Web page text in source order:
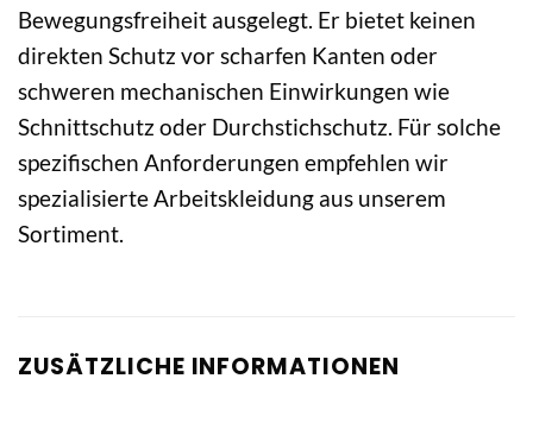
Bewegungsfreiheit ausgelegt. Er bietet keinen
direkten Schutz vor scharfen Kanten oder
schweren mechanischen Einwirkungen wie
Schnittschutz oder Durchstichschutz. Für solche
spezifischen Anforderungen empfehlen wir
spezialisierte Arbeitskleidung aus unserem
Sortiment.
ZUSÄTZLICHE INFORMATIONEN